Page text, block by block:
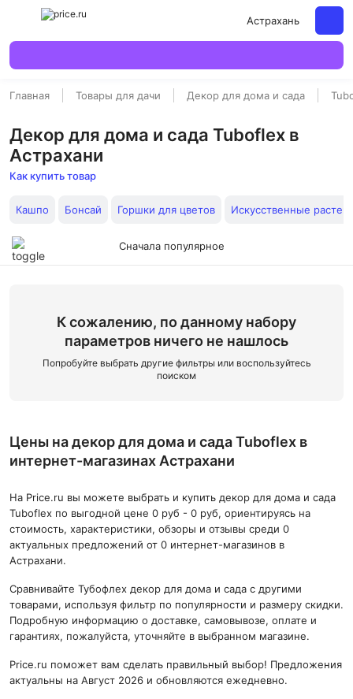
Астрахань
Главная Товары для дачи Декор для дома и сада
Декор для дома и сада Tuboflex в
Астрахани
Как купить товар
Кашпо Бонсай Горшки для цветов Искусственные
Сначала популярное
К сожалению, по данному набору
параметров ничего не нашлось
Попробуйте выбрать другие фильтры или воспользуйтесь
поиском
Цены на декор для дома и сада Tuboflex в
интернет-магазинах Астрахани
На Price.ru вы можете выбрать и купить декор для дома и сада
Tuboflex по выгодной цене 0 руб - 0 руб, ориентируясь на
стоимость, характеристики, обзоры и отзывы среди 0
актуальных предложений от 0 интернет-магазинов в
Астрахани.
Сравнивайте Тубофлеx декор для дома и сада с другими
товарами, используя фильтр по популярности и размеру скидки.
Подробную информацию о доставке, самовывозе, оплате и
гарантиях, пожалуйста, уточняйте в выбранном магазине.
Price.ru поможет вам сделать правильный выбор! Предложения
актуальны на Август 2026 и обновляются ежедневно.